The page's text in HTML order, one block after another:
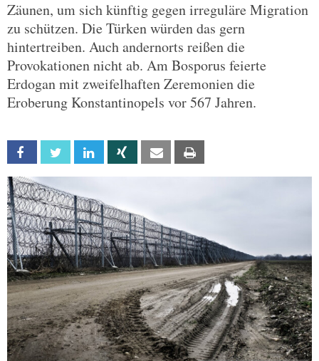
Zäunen, um sich künftig gegen irreguläre Migration
zu schützen. Die Türken würden das gern
hintertreiben. Auch andernorts reißen die
Provokationen nicht ab. Am Bosporus feierte
Erdogan mit zweifelhaften Zeremonien die
Eroberung Konstantinopels vor 567 Jahren.
Facebook Twitter Linkedin Xing Email